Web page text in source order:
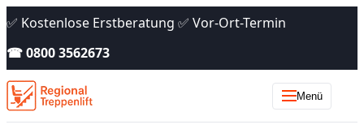
✅ Kostenlose Erstberatung ✅ Vor-Ort-Termin
☎ 0800 3562673
Menü